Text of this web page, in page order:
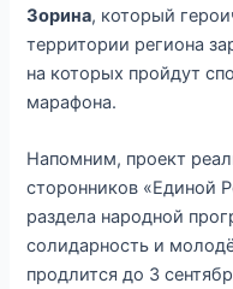
Зорина, который
территории региона
на которых пройдут
марафона.
Напомним, проект
сторонников «Единой
раздела народной
солидарность и
продлится до 3